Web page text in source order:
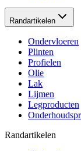
Randartikelen
Ondervloeren
Plinten
Profielen
Olie
Lak
Lijmen
Legproducten
Randartikelen